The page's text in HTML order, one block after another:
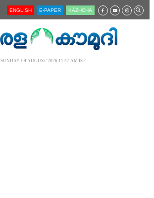
ENGLISH E-PAPER KĀZHCHA
SUNDAY, 09 AUGUST 2026 11.47 AM IST